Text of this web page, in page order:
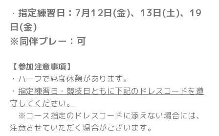
・ 指定練習日：7月12日(金)、13日(土)、19
日(金)
※同伴プレー：可
【参加注意事項】
・ハーフで昼食休憩があります。
・ 指定練習日・競技日ともに下記のドレスコードを遵
守してください。
※コース指定のドレスコードに添えない場合には、
注意させていただく場合がございます。